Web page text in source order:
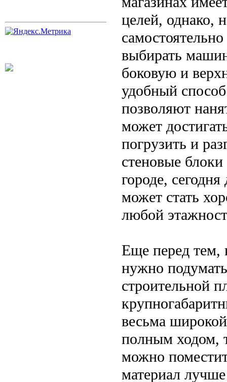
целей, однако,
выбирать
боковую и
удобный
позволяют
может
погрузить и
стеновые
городе,
может стать
любой
Еще перед тем,
нужно
строительной
весьма
полным ходом,
можно
материал